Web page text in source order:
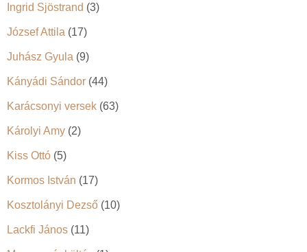
Ingrid Sjöstrand (3)
József Attila (17)
Juhász Gyula (9)
Kányádi Sándor (44)
Karácsonyi versek (63)
Károlyi Amy (2)
Kiss Ottó (5)
Kormos István (17)
Kosztolányi Dezső (10)
Lackfi János (11)